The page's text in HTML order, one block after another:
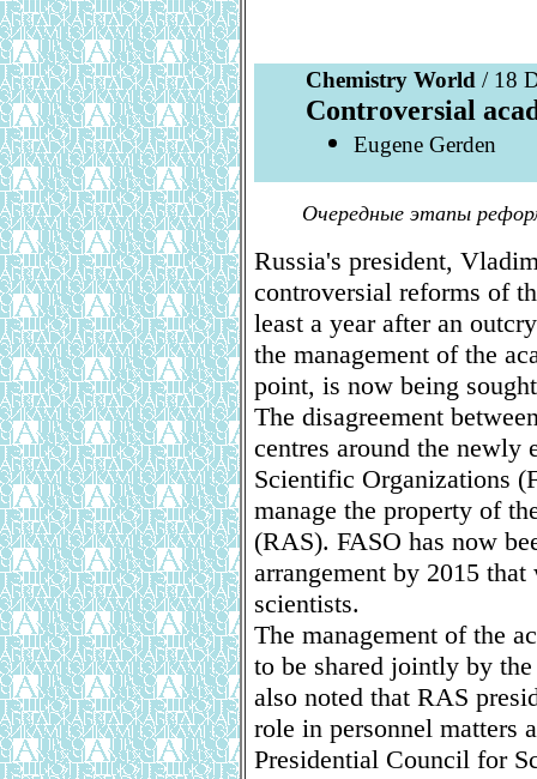
Chemistry World / 18
Controversial
Eugene Gerden
Очередные этапы
Russia's president,
controversial reforms of
least a year after an
the management of the
point, is now being
The disagreement
centres around the newly
Scientific Organizations
manage the property of
(RAS). FASO has now
arrangement by 2015
scientists.
The management of the
to be shared jointly by
also noted that RAS
role in personnel matters
Presidential Council for